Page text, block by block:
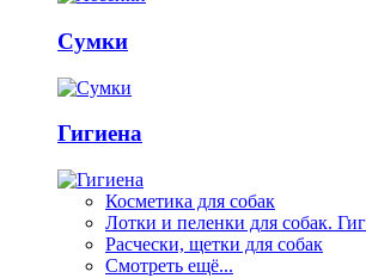
Сумки
Гигиена
Косметика для собак
Лотки и пеленки для собак.
Расчески, щетки для собак
Смотреть ещё...